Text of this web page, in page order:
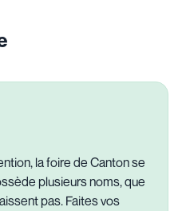
la foire de Canton se
plusieurs noms, que
pas. Faites vos